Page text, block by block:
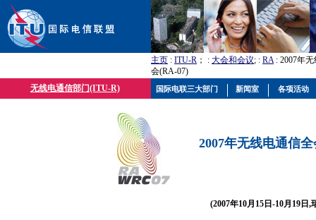
主页 : ITU-R ； : 大会和会议; : RA: 2007年
会(RA-07)
无线电通信部门(ITU-R)
2007年无线电通信
(2007年10月15日-10月19日,
国际电联三大部门 新闻室 各项活动